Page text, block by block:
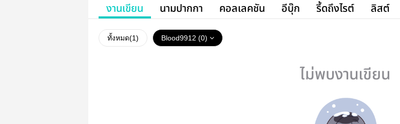
งานเขียน นามปากกา คอลเลคชัน อีบุ๊ก รี้ดถึงไรต์ ลิสต์
ทั้งหมด(1) Blood9912 (0)
ไม่พบงานเขียน